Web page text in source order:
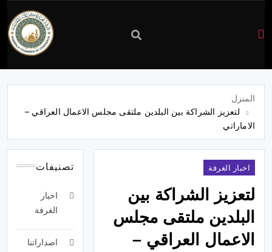
غرفة
كربلاء
المنزل
لتعزيز الشراكة بين البلدين ملتقى مجلس الاعمال العراقي –
الاماراتي
اخبار الغرفة
لتعزيز الشراكة بين
البلدين ملتقى مجلس
الاعمال العراقي –
تصنيفات
اخبار
الغرفة
اصداراتنا